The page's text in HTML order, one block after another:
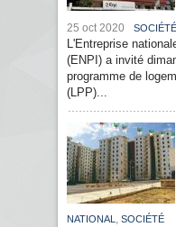
25 oct 2020 SOCIÉTÉ
L'Entreprise
(ENPI) a invité
programme de
(LPP)...
NATIONAL , SOCIÉTÉ